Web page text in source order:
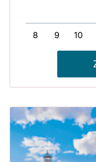
8 9 10